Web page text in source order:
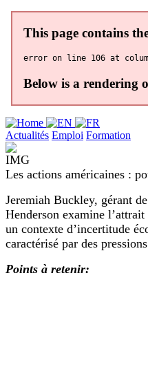
Actualités Emploi Formation
Les actions américaines :
Jeremiah Buckley, gérant
Henderson examine
un contexte d’incertitude
caractérisé par des
Points à retenir: